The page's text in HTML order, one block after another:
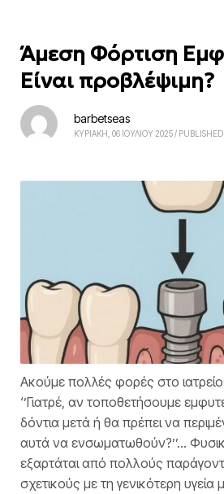
Άμεση Φόρτιση
Είναι προβλέψιμη?
barbetseas
ΚΥΡΙΑΚΗ, 06 ΙΟΥΛΙΟΥ 2025/
Ακούμε πολλές φορές στο
‘’Γιατρέ, αν τοποθετήσουμε
δόντια μετά ή θα πρέπει να
αυτά να ενσωματωθούν?’’…
εξαρτάται από πολλούς
σχετικούς με τη γενικότερη